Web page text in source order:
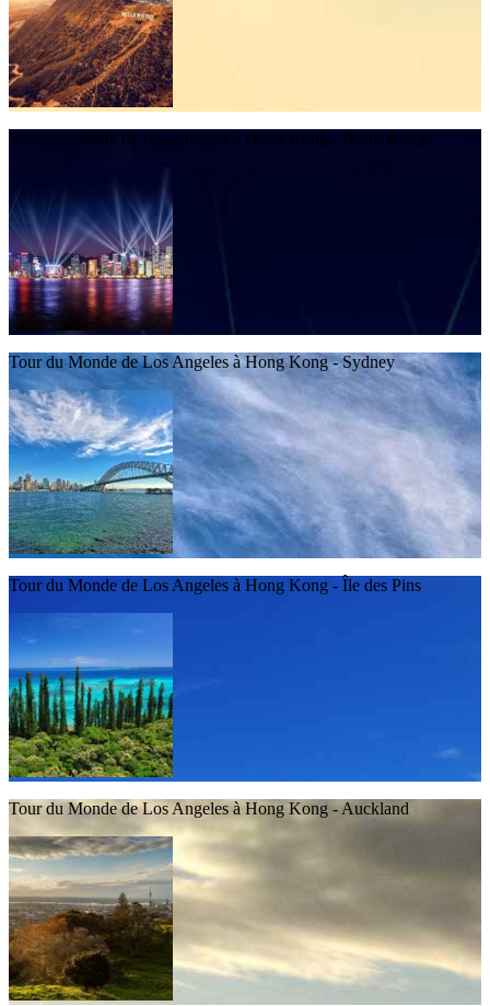
Tour du Monde de Los Angeles à Hong Kong - Hong Kong
Tour du Monde de Los Angeles à Hong Kong - Sydney
Tour du Monde de Los Angeles à Hong Kong - Île des Pins
Tour du Monde de Los Angeles à Hong Kong - Auckland